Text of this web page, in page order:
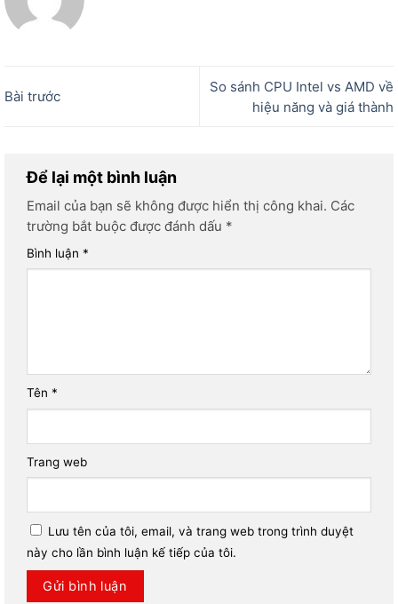
Bài trước
So sánh CPU Intel vs AMD về
hiệu năng và giá thành
Để lại một bình luận
Email của bạn sẽ không được hiển thị công khai. Các
trường bắt buộc được đánh dấu *
Bình luận *
Tên *
Trang web
Lưu tên của tôi, email, và trang web trong trình duyệt
này cho lần bình luận kế tiếp của tôi.